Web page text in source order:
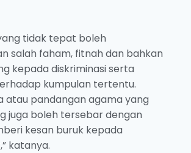
tidak tepat boleh
salah faham, fitnah dan bahkan
kepada diskriminasi serta
kumpulan tertentu.
atau pandangan agama yang
juga boleh tersebar dengan
kesan buruk kepada
katanya.